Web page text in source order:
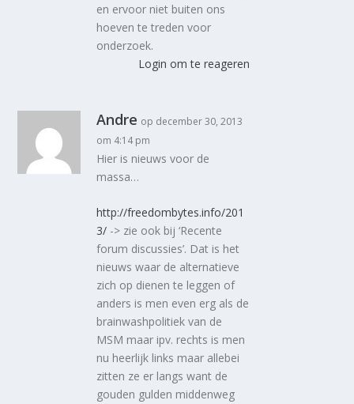
en ervoor niet buiten ons
hoeven te treden voor
onderzoek.
Login om te reageren
Andre op december 30, 2013
om 4:14 pm
Hier is nieuws voor de
massa…
http://freedombytes.info/201
3/ -> zie ook bij ‘Recente
forum discussies’. Dat is het
nieuws waar de alternatieve
zich op dienen te leggen of
anders is men even erg als de
brainwashpolitiek van de
MSM maar ipv. rechts is men
nu heerlijk links maar allebei
zitten ze er langs want de
gouden gulden middenweg